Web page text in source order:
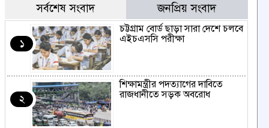
সর্বশেষ সংবাদ জনপ্রিয় সংবাদ
১
চট্টগ্রাম বোর্ড ছাড়া সারা দেশে চলবে
এইচএসসি পরীক্ষা
২
শিক্ষামন্ত্রীর পদত্যাগের দাবিতে
রাজধানীতে সড়ক অবরোধ